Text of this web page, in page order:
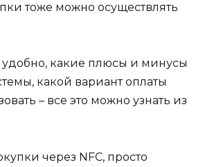
тоже можно осуществлять
удобно, какие плюсы и минусы
какой вариант оплаты
– все это можно узнать из
через NFC, просто